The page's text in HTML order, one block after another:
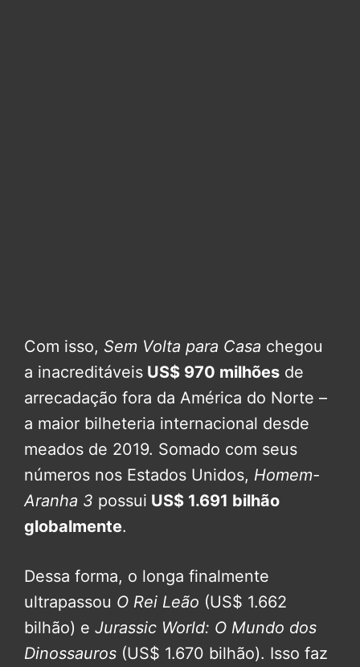
Com isso, Sem Volta para Casa chegou
a inacreditáveis US$ 970 milhões de
arrecadação fora da América do Norte –
a maior bilheteria internacional desde
meados de 2019. Somado com seus
números nos Estados Unidos, Homem-
Aranha 3 possui US$ 1.691 bilhão
globalmente.
Dessa forma, o longa finalmente
ultrapassou O Rei Leão (US$ 1.662
bilhão) e Jurassic World: O Mundo dos
Dinossauros (US$ 1.670 bilhão). Isso faz